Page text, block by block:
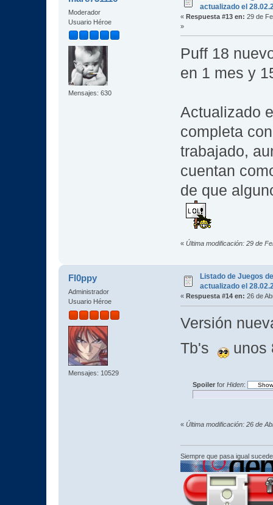
Moderador
Usuario Héroe
Mensajes: 630
actualizado el
« Respuesta #13 en: 29 de
»
Puff 18
en 1 mes y
Actualizado
completa
trabajado,
cuentan
de que
« Última modificación: 29 de
Fl0ppy
Administrador
Usuario Héroe
Mensajes: 10529
Listado de Juegos
actualizado el
« Respuesta #14 en: 26 de
Versión
Tb's
unos
Spoilerfor Hiden:
« Última modificación: 26 de
Siempre que pasa igual